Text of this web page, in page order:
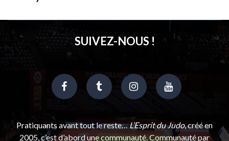
SUIVEZ-NOUS !
Pratiquants avant tout le reste…L’Esprit du Judo, créé en
2005, c’est d’abord une communauté. Communauté par